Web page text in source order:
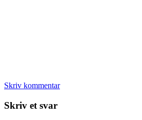
Skriv kommentar
Læserinteraktioner
Skriv et svar